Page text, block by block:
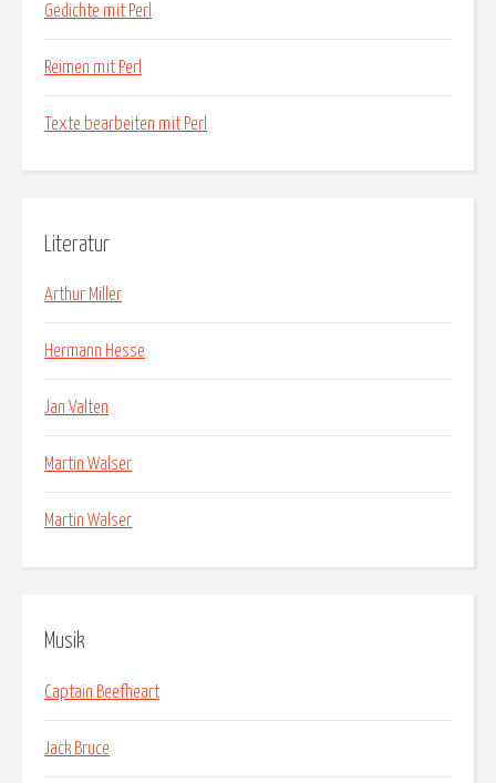
Gedichte mit Perl
Reimen mit Perl
Texte bearbeiten mit Perl
Literatur
Arthur Miller
Hermann Hesse
Jan Valten
Martin Walser
Martin Walser
Musik
Captain Beefheart
Jack Bruce